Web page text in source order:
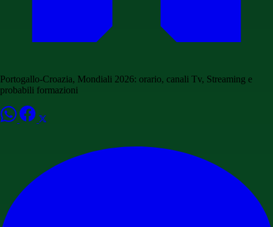
Portogallo-Croazia, Mondiali 2026: orario, canali Tv, Streaming e
probabili formazioni